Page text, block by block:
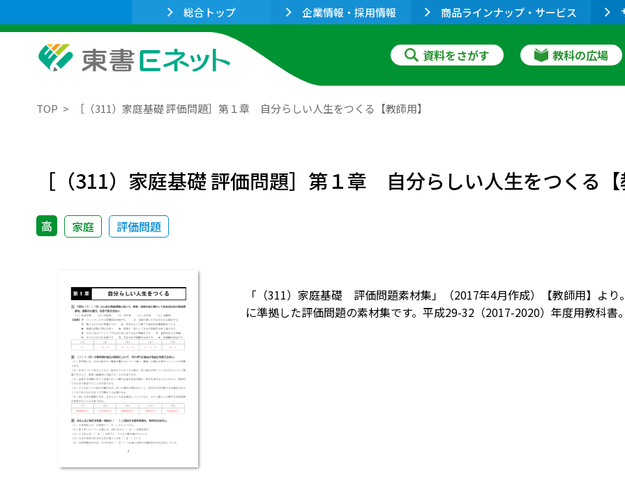
総合トップ 企業情報・採用情報 商品ラインナップ・サービス
資料をさがす 教科の広場
TOP ［（311）家庭基礎 評価問題］第１章 自分らしい人生をつくる【教師用】
［（311）家庭基礎 評価問題］第１章 自分らしい人生をつくる【
高 家庭 評価問題
「（311）家庭基礎 評価問題素材集」（2017年4月作成）【教師用】よ
に準拠した評価問題の素材集です。平成29-32（2017-2020）年度用教科書。